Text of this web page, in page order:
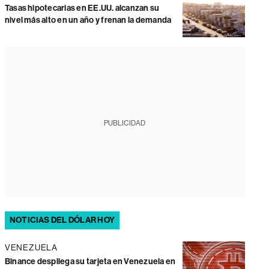
Tasas hipotecarias en EE.UU. alcanzan su
nivel más alto en un año y frenan la demanda
PUBLICIDAD
NOTICIAS DEL DÓLAR HOY
VENEZUELA
Binance despliega su tarjeta en Venezuela en